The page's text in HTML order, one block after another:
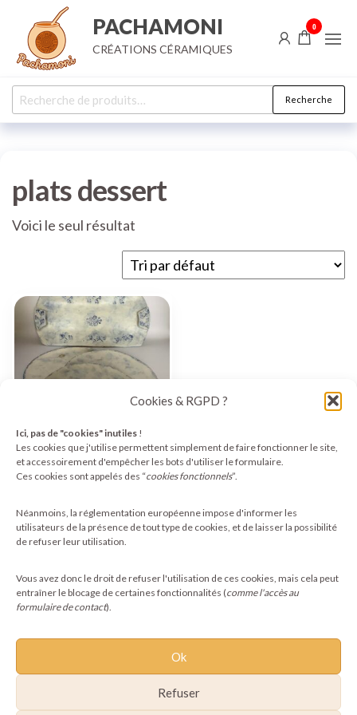
Cookies & RGPD ?
Ici, pas de "cookies" inutiles !
Les cookies que j'utilise permettent simplement de faire fonctionner le site,
et accessoirement d'empêcher les bots d'utiliser le formulaire.
Ces cookies sont appelés des “cookies fonctionnels”.
Néanmoins, la réglementation européenne impose d'informer les
utilisateurs de la présence de tout type de cookies, et de laisser la possibilité
de refuser leur utilisation.
Vous avez donc le droit de refuser l'utilisation de ces cookies, mais cela peut
entraîner le blocage de certaines fonctionnalités (comme l'accès au
formulaire de contact).
Ok
Refuser
contenu
PACHAMONI
CRÉATIONS CÉRAMIQUES
0
Recherche
pour :
Recherche
plats dessert
Voici le seul résultat
Collection Nuage – Plat
dessert en porcelaine
80,00€